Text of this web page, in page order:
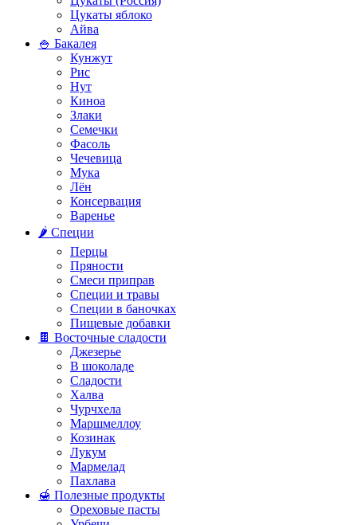
Цукаты яблоко
Айва
🍚 Бакалея
Кунжут
Рис
Нут
Киноа
Злаки
Семечки
Фасоль
Чечевица
Мука
Лён
Консервация
Варенье
🌶️ Специи
Перцы
Пряности
Смеси приправ
Специи и травы
Специи в баночках
Пищевые добавки
🍫 Восточные сладости
Джезерье
В шоколаде
Сладости
Халва
Чурчхела
Маршмеллоу
Козинак
Лукум
Мармелад
Пахлава
🍯 Полезные продукты
Ореховые пасты